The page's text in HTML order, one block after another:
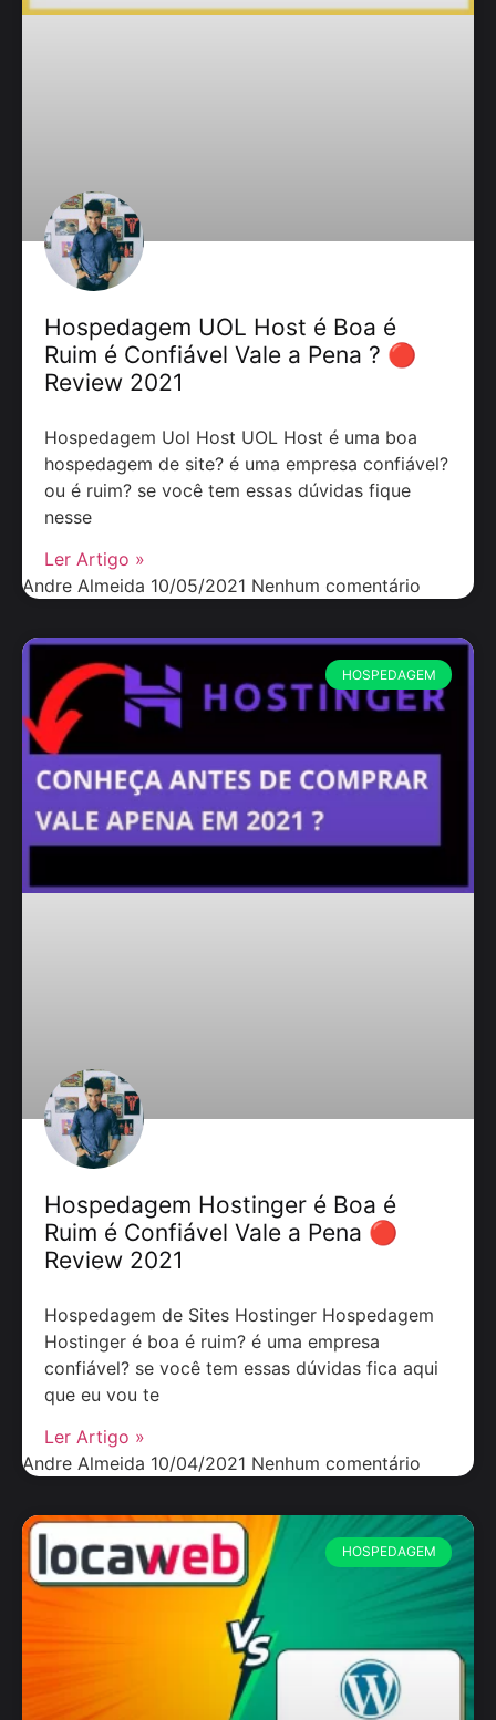
Hospedagem UOL Host é Boa é
Ruim é Confiável Vale a Pena ? 🔴
Review 2021
Hospedagem Uol Host UOL Host é uma boa
hospedagem de site? é uma empresa confiável?
ou é ruim? se você tem essas dúvidas fique
nesse
Ler Artigo »
Andre Almeida 10/05/2021 Nenhum comentário
HOSPEDAGEM
Hospedagem Hostinger é Boa é
Ruim é Confiável Vale a Pena 🔴
Review 2021
Hospedagem de Sites Hostinger Hospedagem
Hostinger é boa é ruim? é uma empresa
confiável? se você tem essas dúvidas fica aqui
que eu vou te
Ler Artigo »
Andre Almeida 10/04/2021 Nenhum comentário
HOSPEDAGEM